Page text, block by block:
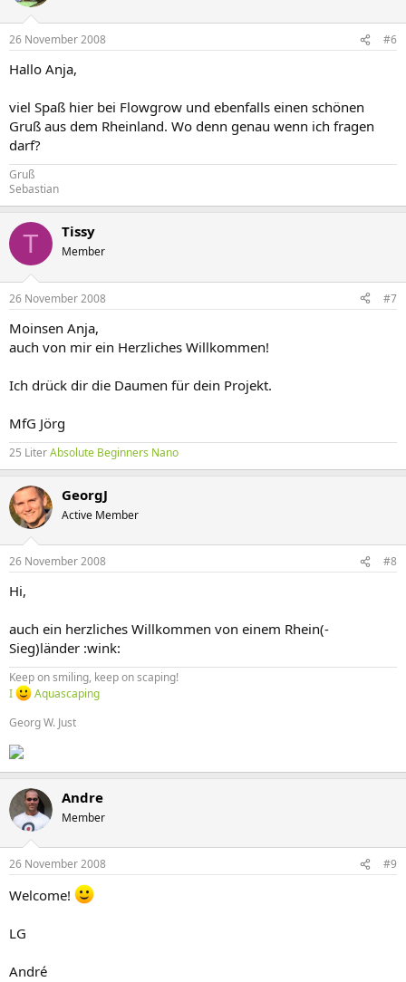
26 November 2008 #6
Hallo Anja,
viel Spaß hier bei Flowgrow und ebenfalls einen schönen
Gruß aus dem Rheinland. Wo denn genau wenn ich fragen
darf?
Gruß
Sebastian
T Tissy
Member
26 November 2008 #7
Moinsen Anja,
auch von mir ein Herzliches Willkommen!
Ich drück dir die Daumen für dein Projekt.
MfG Jörg
25 LiterAbsolute Beginners Nano
GeorgJ
Active Member
26 November 2008 #8
Hi,
auch ein herzliches Willkommen von einem Rhein(-
Sieg)länder :wink:
Keep on smiling, keep on scaping!
I
Aquascaping
Georg W. Just
Andre
Member
26 November 2008 #9
Welcome!
LG
André